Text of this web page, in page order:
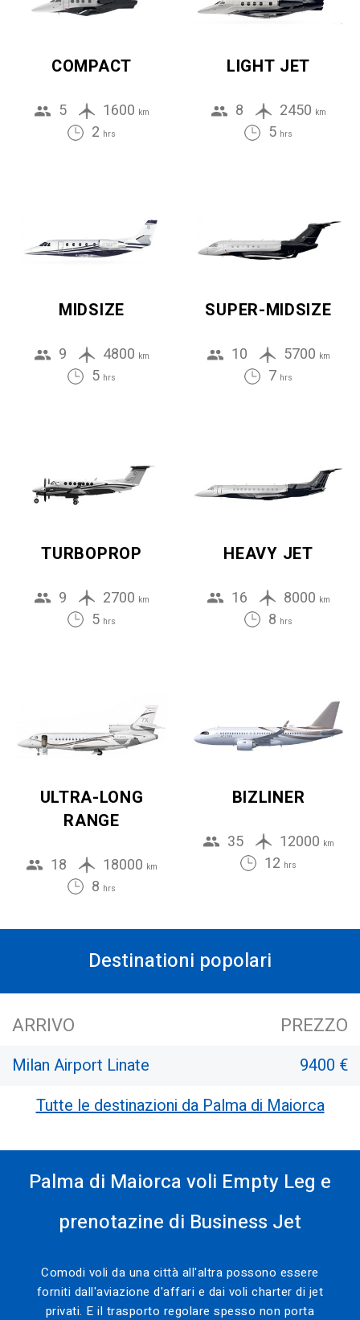
COMPACT
5 1600 km
2 hrs
LIGHT JET
8 2450 km
5 hrs
MIDSIZE
9 4800 km
5 hrs
SUPER-MIDSIZE
10 5700 km
7 hrs
TURBOPROP
9 2700 km
5 hrs
HEAVY JET
16 8000 km
8 hrs
ULTRA-LONG
RANGE
18 18000 km
8 hrs
BIZLINER
35 12000 km
12 hrs
Destinationi popolari
ARRIVO PREZZO
Milan Airport Linate
9400 €
Tutte le destinazioni da Palma di Maiorca
Palma di Maiorca voli Empty Leg e
prenotazine di Business Jet
Comodi voli da una città all'altra possono essere
forniti dall'aviazione d'affari e dai voli charter di jet
privati. E il trasporto regolare spesso non porta